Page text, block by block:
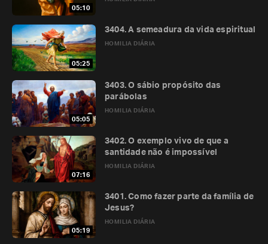
05:10
05:25
HOMILIA DIÁRIA
3404. A semeadura da vida espiritual
05:05
HOMILIA DIÁRIA
3403. O sábio propósito das
parábolas
07:16
HOMILIA DIÁRIA
3402. O exemplo vivo de que a
santidade não é impossível
05:19
HOMILIA DIÁRIA
3401. Como fazer parte da família de
Jesus?